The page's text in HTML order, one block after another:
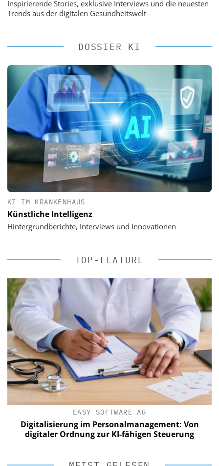
Inspirierende Stories, exklusive Interviews und die neuesten
Trends aus der digitalen Gesundheitswelt
DOSSIER KI
KI IM KRANKENHAUS
Künstliche Intelligenz
Hintergrundberichte, Interviews und Innovationen
TOP-FEATURE
EASY SOFTWARE AG
Digitalisierung im Personalmanagement: Von
digitaler Ordnung zur KI-fähigen Steuerung